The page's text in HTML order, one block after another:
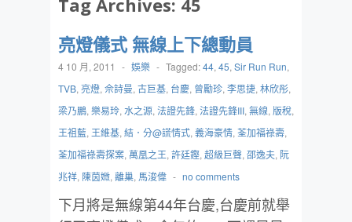
Tag Archives: 45
亮燈儀式 無線上下總動員
4 10 月, 2011 - 娛樂 - Tagged:44, 45, Sir Run Run,
TVB, 亮燈, 佘詩曼, 古巨基, 台慶, 曾勵珍, 李思捷, 林欣彤,
梁乃鵬, 樂易玲, 水之源, 法證先鋒, 法證先鋒III, 無線, 版稅,
王祖藍, 王維基, 結．分@謊情式, 義海豪情, 荃加福祿壽,
荃加福祿壽探案, 萬凰之王, 許廷鏗, 超級巨聲, 邵逸夫, 阮
兆祥, 陳茵媺, 離巢, 馬浚偉 - no comments
下月將是無線第44年台慶,台慶前就舉